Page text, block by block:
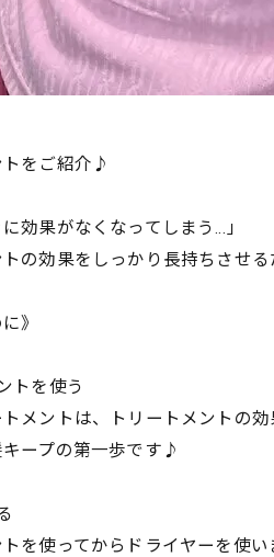
トをご紹介♪
効果がなくなってしまう…」
の効果をしっかり長持ちさせ
》
トを使う
メントは、トリートメントの
ープの第一歩です♪
を使ってからドライヤーを使い